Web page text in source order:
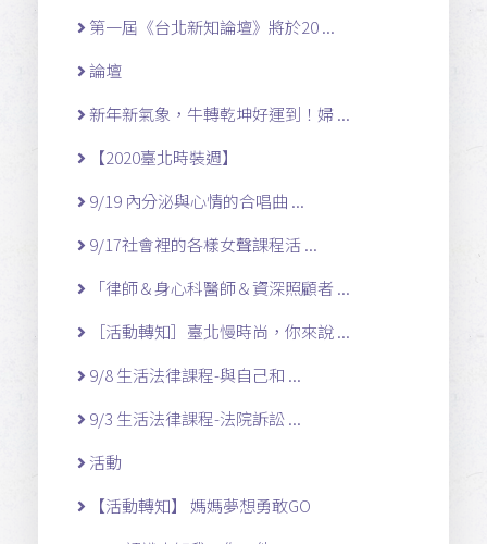
第一屆《台北新知論壇》將於20 ...
論壇
新年新氣象，牛轉乾坤好運到！婦 ...
【2020臺北時裝週】
9/19 內分泌與心情的合唱曲 ...
9/17社會裡的各樣女聲課程活 ...
「律師＆身心科醫師＆資深照顧者 ...
［活動轉知］臺北慢時尚，你來說 ...
9/8 生活法律課程-與自己和 ...
9/3 生活法律課程-法院訴訟 ...
活動
【活動轉知】 媽媽夢想勇敢GO